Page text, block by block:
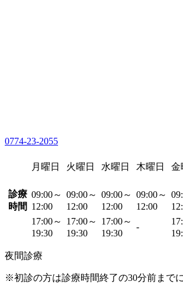
0774-23-2055
月曜日 火曜日 水曜日 木曜日 金
診療
時間
09:00～
12:00
09:00～
12:00
09:00～
12:00
09:00～
12:00
17:00～
19:30
17:00～
19:30
17:00～
19:30
-
夜間診療
※初診の方は診療時間終了の30分前まで